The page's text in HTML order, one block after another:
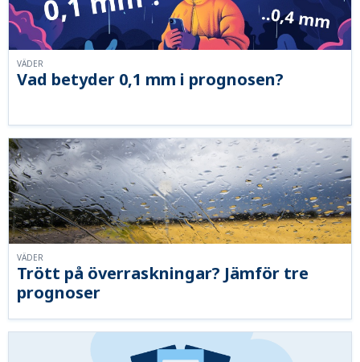
Vad betyder 0,1 mm i prognosen?
VÄDER
Trött på överraskningar? Jämför tre
prognoser
VÄDER